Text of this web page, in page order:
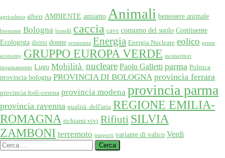
agricoltura alberi AMBIENTE amianto Animali benessere animale
biomasse Bologna bonelli caccia cave consumo del suolo Costituente
Ecologista diritti donne economia Energia Energia Nucleare eolico green
economy GRUPPO EUROPA VERDE inceneritori
inquinamento Lugo Mobilità nucleare Paolo Galletti parma Politica
provincia bologna PROVINCIA DI BOLOGNA provincia ferrara
provincia forlì-cesena provincia modena provincia parma
provincia ravenna qualità dell'aria REGIONE EMILIA-
ROMAGNA richiami vivi Rifiuti SILVIA
ZAMBONI terremoto trasporti variante di valico Verdi
Ricerca
per: